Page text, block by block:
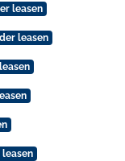
leasen
leasen
leasen